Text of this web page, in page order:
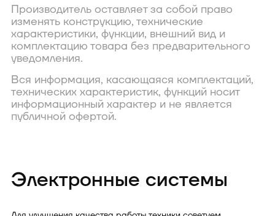
Производитель оставляет за собой право
изменять конструкцию, технические
характеристики, функции, внешний вид и
комплектацию товара без предварительного
уведомления.
Вся информация, касающаяся комплектаций,
технических характеристик, функций носит
информационный характер и не является
публичной офертой.
Электронные системы